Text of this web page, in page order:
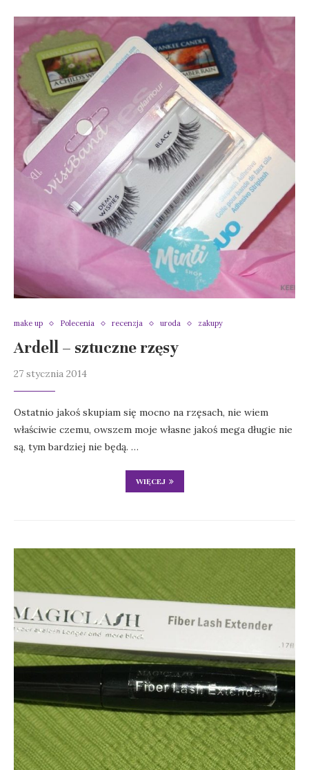
make up Polecenia recenzja uroda zakupy
Ardell – sztuczne rzęsy
27 stycznia 2014
Ostatnio jakoś skupiam się mocno na rzęsach, nie wiem
właściwie czemu, owszem moje własne jakoś mega długie nie
są, tym bardziej nie będą. …
WIĘCEJ